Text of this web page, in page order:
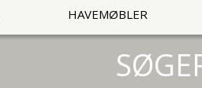
HAVEMØBLER